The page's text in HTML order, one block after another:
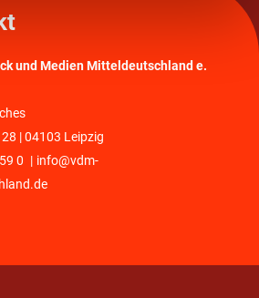
und Medien Mitteldeutschland e.
| 04103 Leipzig
0 | info@vdm-